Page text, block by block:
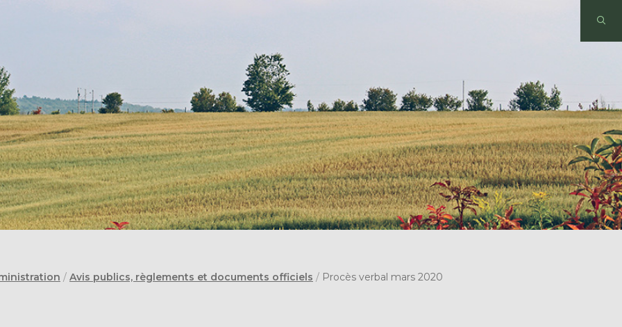
/ Avis publics, règlements et documents officiels / Procès verbal mars 2020